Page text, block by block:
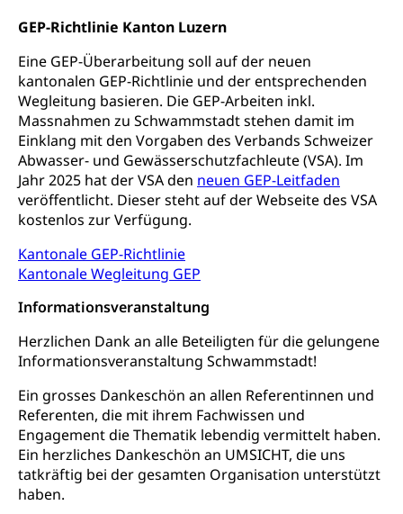
GEP-Richtlinie Kanton Luzern
Eine GEP-Überarbeitung soll auf der neuen
kantonalen GEP-Richtlinie und der entsprechenden
Wegleitung basieren. Die GEP-Arbeiten inkl.
Massnahmen zu Schwammstadt stehen damit im
Einklang mit den Vorgaben des Verbands Schweizer
Abwasser- und Gewässerschutzfachleute (VSA). Im
Jahr 2025 hat der VSA den neuen GEP-Leitfaden
veröffentlicht. Dieser steht auf der Webseite des VSA
kostenlos zur Verfügung.
Kantonale GEP-Richtlinie
Kantonale Wegleitung GEP
Informationsveranstaltung
Herzlichen Dank an alle Beteiligten für die gelungene
Informationsveranstaltung Schwammstadt!
Ein grosses Dankeschön an allen Referentinnen und
Referenten, die mit ihrem Fachwissen und
Engagement die Thematik lebendig vermittelt haben.
Ein herzliches Dankeschön an UMSICHT, die uns
tatkräftig bei der gesamten Organisation unterstützt
haben.
Behinderungen
Schlichtungsbehörde Gleichstellung
Bezirksgerichte: Aufgaben und Verfahren
Kosten im Zivilprozess
Betreibung und Konkurs
Bankrott, Schulden, Zahlungsunfähigkeit, Pfändung
Schulden (gruezi.lu.ch)
Betreibungsämter
Betreibungsverfahren
Konkursämter
Demokratie
Regierungsform, Stimm- und Wahlrecht,
Stimmrecht, Abstimmungen, Wahlen, politische
Parteien, Grundfreiheiten, Pluralismus
Volksrechte
Kantonale Steuern
Finanzausgleich, Einkommenssteuer, Kopfsteuer,
Personalsteuer, Haushaltssteuer, Vermögenssteuer,
Verrechnungssteuer, Quellensteuer,
Grundstückgewinnsteuer, Liegenschaftssteuer,
Handänderungssteuer, Grundsteuer, Kirchensteuer,
Gewerbesteuer, Vergnügungssteuer,
Reklameplakatsteuer, Verkehrssteuer,
Erbschaftssteuer, Schenkungssteuer, Gewinn- und
Kapitalsteuer
Steuern (Dienststelle)
Ombudsstellen
Vermittler, Vermittlungsstelle, Schlichtungsstelle,
Vermittlung, Schlichtung, Mediation
Umgang mit Beschwerden (Volksschulen)
Rassismus